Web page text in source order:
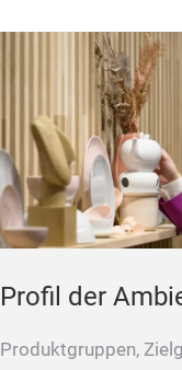
Profil der
Produktgruppen,